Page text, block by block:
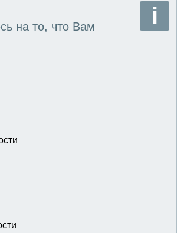
на то, что Вам